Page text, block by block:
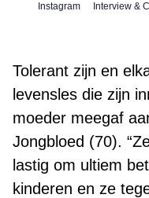
Instagram Interview &
Tolerant zijn en
levensles die zijn
moeder meegaf
Jongbloed (70).
lastig om ultiem
kinderen en ze